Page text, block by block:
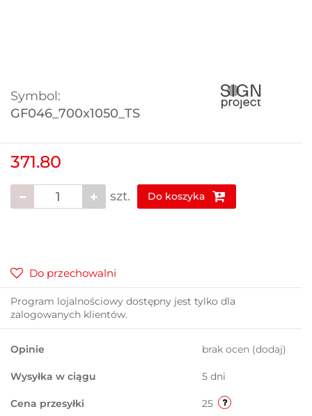
Symbol:
GF046_700x1050_TS
371.80
szt. Do koszyka
Do przechowalni
Program lojalnościowy dostępny jest tylko dla
zalogowanych klientów.
Opinie brak ocen (dodaj)
Wysyłka w ciągu 5 dni
Cena przesyłki 25